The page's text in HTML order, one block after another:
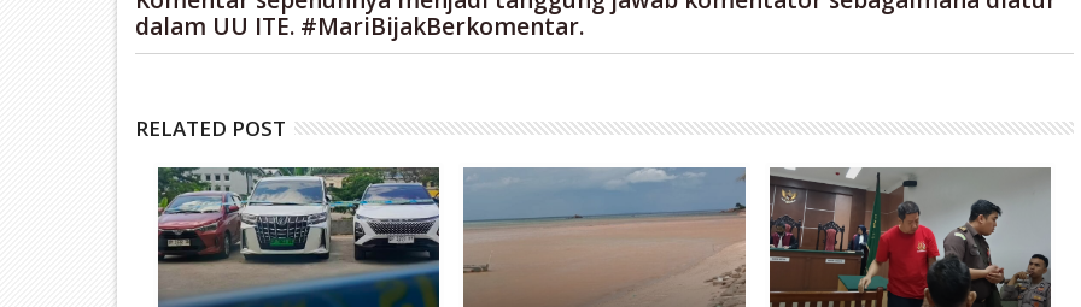
dalam UU ITE. #MariBijakBerkomentar.
RELATED POST